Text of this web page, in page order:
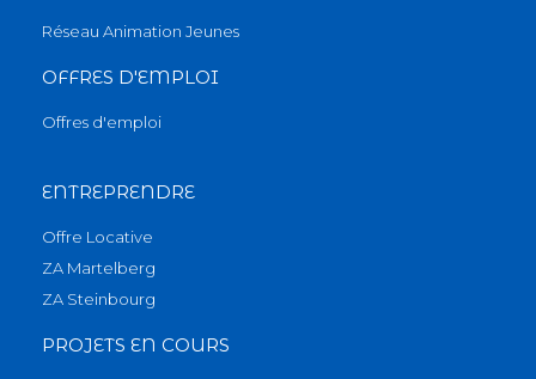
Réseau Animation Jeunes
OFFRES D'EMPLOI
Offres d'emploi
ENTREPRENDRE
Offre Locative
ZA Martelberg
ZA Steinbourg
PROJETS EN COURS